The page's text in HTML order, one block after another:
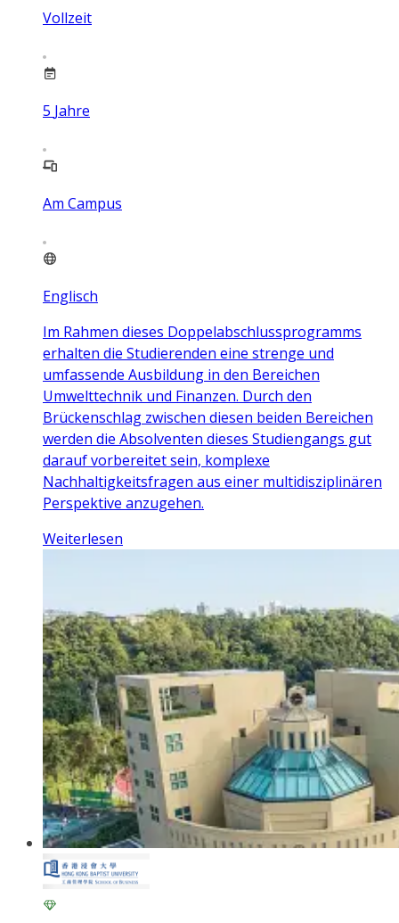
Vollzeit
5 Jahre
Am Campus
Englisch
Im Rahmen dieses Doppelabschlussprogramms
erhalten die Studierenden eine strenge und
umfassende Ausbildung in den Bereichen
Umwelttechnik und Finanzen. Durch den
Brückenschlag zwischen diesen beiden Bereichen
werden die Absolventen dieses Studiengangs gut
darauf vorbereitet sein, komplexe
Nachhaltigkeitsfragen aus einer multidisziplinären
Perspektive anzugehen.
Weiterlesen